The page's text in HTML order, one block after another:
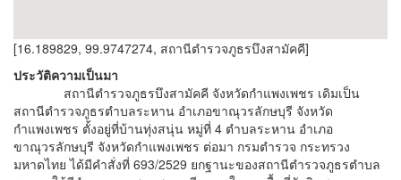
[16.189829, 99.9747274, สถานีตำรวจภูธรบึงสามัคคี]
ประวัติความเป็นมา
สถานีตำรวจภูธรบึงสามัคคี จังหวัดกำแพงเพชร เดิมเป็น
สถานีตำรวจภูธรตำบลระหาน อำเภอขาณุวรลักษบุรี จังหวัด
กำแพงเพชร ตั้งอยู่ที่บ้านทุ่งสนุ่น หมู่ที่ 4 ตำบลระหาน อำเภอ
ขาณุวรลักษบุรี จังหวัดกำแพงเพชร ต่อมา กรมตำรวจ กระทรวง
มหาดไทย ได้มีคำสั่งที่ 693/2529 ยกฐานะของสถานีตำรวจภูธรตำบล